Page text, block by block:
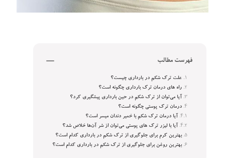
فهرست مطالب
علت ترک شکم در بارداری چیست؟
راه‌ های درمان ترک بارداری چگونه است؟
آیا می‌توان از ترک شکم در حین بارداری پیشگیری کرد؟
درمان ترک پوستی چگونه است؟
آیا درمان ترک شکم با خمیر دندان میسر است؟
آیا با لیزر ترک‌ های پوستی می‌توان از شر آن‌ها خلاص شد؟
بهترین کرم برای جلوگیری از ترک شکم در بارداری کدام است؟
بهترین روغن برای جلوگیری از ترک شکم در بارداری کدام است؟